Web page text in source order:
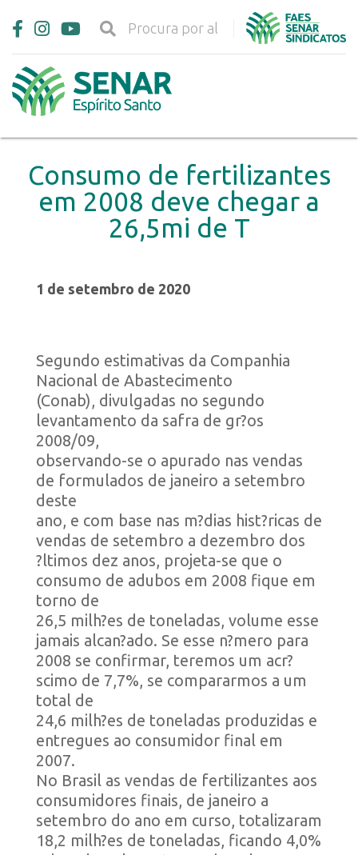
Consumo de fertilizantes
em 2008 deve chegar a
26,5mi de T
1 de setembro de 2020
Segundo estimativas da Companhia
Nacional de Abastecimento
(Conab), divulgadas no segundo
levantamento da safra de gr?os
2008/09,
observando-se o apurado nas vendas
de formulados de janeiro a setembro
deste
ano, e com base nas m?dias hist?ricas de
vendas de setembro a dezembro dos
?ltimos dez anos, projeta-se que o
consumo de adubos em 2008 fique em
torno de
26,5 milh?es de toneladas, volume esse
jamais alcan?ado. Se esse n?mero para
2008 se confirmar, teremos um acr?
scimo de 7,7%, se compararmos a um
total de
24,6 milh?es de toneladas produzidas e
entregues ao consumidor final em
2007.
No Brasil as vendas de fertilizantes aos
consumidores finais, de janeiro a
setembro do ano em curso, totalizaram
18,2 milh?es de toneladas, ficando 4,0%